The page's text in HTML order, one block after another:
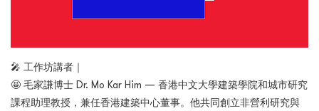
🎤 工作坊講者｜
🤩 毛家謙博士 Dr. Mo Kar Him — 香港中文大學建築學院和城市研究
課程助理教授，兼任香港建築中心董事。他共同創立非營利研究與